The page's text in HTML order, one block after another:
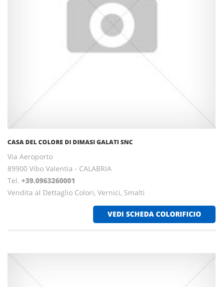
CASA DEL COLORE DI DIMASI GALATI SNC
Via Aeroporto
89900 Vibo Valentia - CALABRIA
Tel. +39.0963260001
Vendita al Dettaglio Colori, Vernici, Smalti
VEDI SCHEDA COLORIFICIO